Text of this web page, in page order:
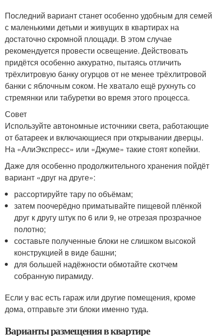
Последний вариант станет особенно удобным для семей
с маленькими детьми и живущих в квартирах на
достаточно скромной площади. В этом случае
рекомендуется провести освещение. Действовать
придётся особенно аккуратно, пытаясь отличить
трёхлитровую банку огурцов от не менее трёхлитровой
банки с яблочным соком. Не хватало ещё рухнуть со
стремянки или табуретки во время этого процесса.
Совет
Используйте автономные источники света, работающие
от батареек и включающиеся при открывании дверцы.
На «АлиЭкспресс» или «Джуме» такие стоят копейки.
Даже для особенно продолжительного хранения пойдёт
вариант «друг на друге»:
рассортируйте тару по объёмам;
затем поочерёдно приматывайте пищевой плёнкой
друг к другу штук по 6 или 9, не отрезая прозрачное
полотно;
составьте полученные блоки не слишком высокой
конструкцией в виде башни;
для большей надёжности обмотайте скотчем
собранную пирамиду.
Если у вас есть гараж или другие помещения, кроме
дома, отправьте эти блоки именно туда.
Варианты размещения в квартире